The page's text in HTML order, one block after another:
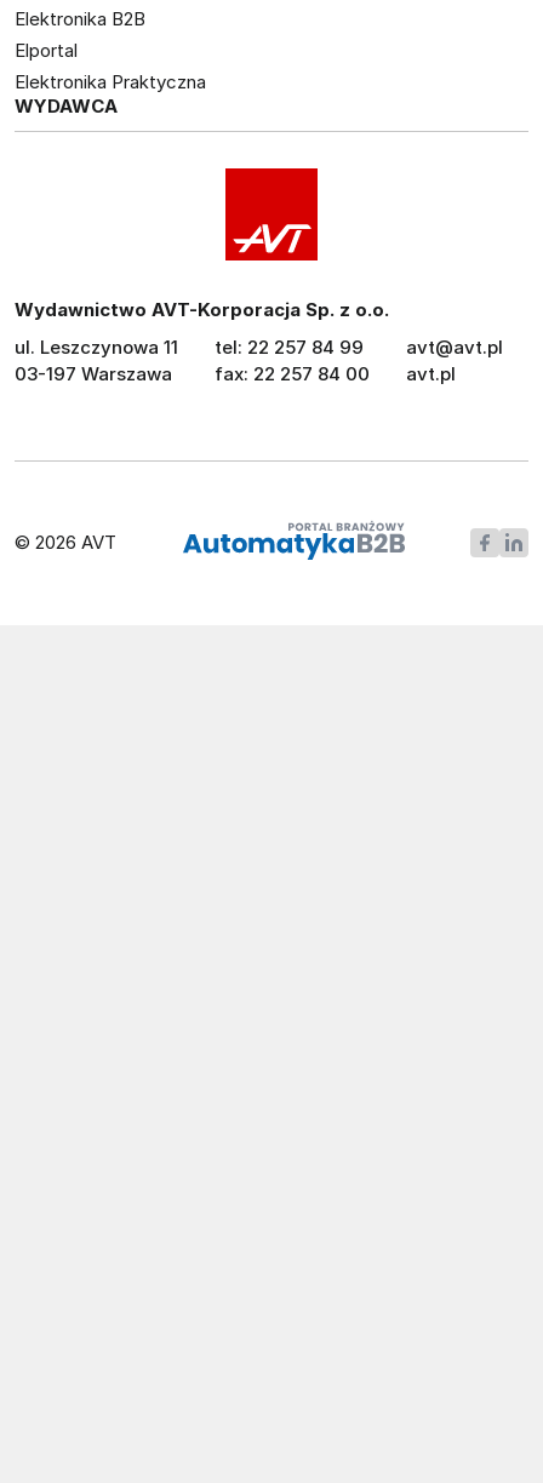
Elektronika B2B
Elportal
Elektronika Praktyczna
WYDAWCA
Wydawnictwo AVT-Korporacja Sp. z o.o.
ul. Leszczynowa 11
03-197 Warszawa
tel: 22 257 84 99
fax: 22 257 84 00
avt@avt.pl
avt.pl
© 2026 AVT